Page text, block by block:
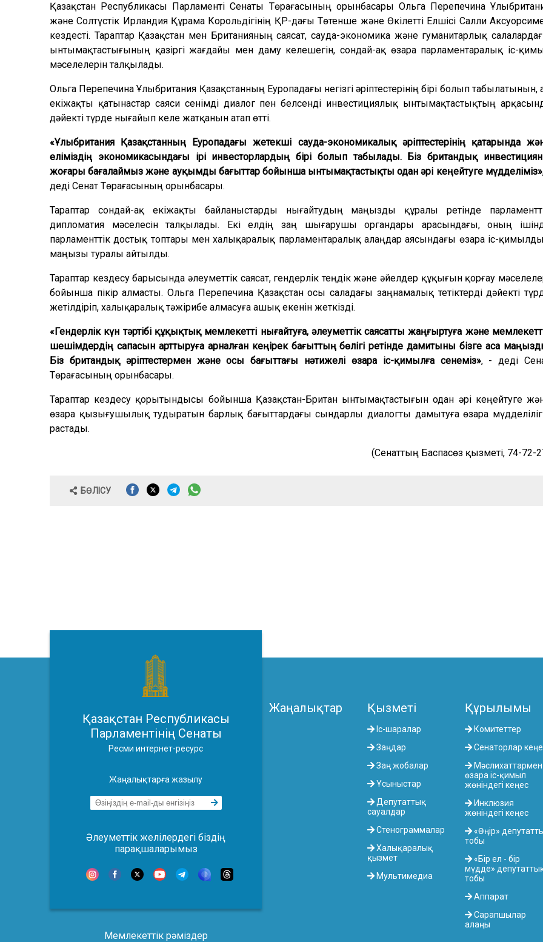
Қазақстан Республикасы Парламенті Сенаты Төрағасының орынбасары Ольга Перепечина
және Солтүстік Ирландия Құрама Корольдігінің ҚР-дағы Төтенше және Өкілетті Елшісі Салли
кездесті. Тараптар Қазақстан мен Британияның саясат, сауда-экономика және гуманитарлық
ынтымақтастығының қазіргі жағдайы мен даму келешегін, сондай-ақ өзара парламентаралық іс-
мәселелерін талқылады.
Ольга Перепечина Ұлыбритания Қазақстанның Еуропадағы негізгі әріптестерінің бірі болып табылатынын,
екіжақты қатынастар саяси сенімді диалог пен белсенді инвестициялық ынтымақтастықтың
дәйекті түрде нығайып келе жатқанын атап өтті.
«Ұлыбритания Қазақстанның Еуропадағы жетекші сауда-экономикалық әріптестерінің қатарында
еліміздің экономикасындағы ірі инвесторлардың бірі болып табылады. Біз британдық
жоғары бағалаймыз және ауқымды бағыттар бойынша ынтымақтастықты одан әрі кеңейтуге
деді Сенат Төрағасының орынбасары.
Тараптар сондай-ақ екіжақты байланыстарды нығайтудың маңызды құралы ретінде
дипломатия мәселесін талқылады. Екі елдің заң шығарушы органдары арасындағы, оның
парламенттік достық топтары мен халықаралық парламентаралық алаңдар аясындағы өзара іс-
маңызы туралы айтылды.
Тараптар кездесу барысында әлеуметтік саясат, гендерлік теңдік және әйелдер құқығын қорғау
бойынша пікір алмасты. Ольга Перепечина Қазақстан осы саладағы заңнамалық тетіктерді дәйекті
жетілдіріп, халықаралық тәжірибе алмасуға ашық екенін жеткізді.
«Гендерлік күн тәртібі құқықтық мемлекетті нығайтуға, әлеуметтік саясатты жаңғыртуға және
шешімдердің сапасын арттыруға арналған кеңірек бағыттың бөлігі ретінде дамитыны бізге аса
Біз британдық әріптестермен және осы бағыттағы нәтижелі өзара іс-қимылға сенеміз», - деді
Төрағасының орынбасары.
Тараптар кездесу қорытындысы бойынша Қазақстан-Британ ынтымақтастығын одан әрі кеңейтуге
өзара қызығушылық тудыратын барлық бағыттардағы сындарлы диалогты дамытуға өзара
растады.
(Сенаттың Баспасөз қызметі, 74-72-
БӨЛІСУ
Қазақстан Республикасы
Парламентінің Сенаты
Ресми интернет-ресурс
Жаңалықтарға жазылу
Әлеуметтік желілердегі біздің
парақшаларымыз
Мемлекеттік рәміздер
Жаңалықтар Қызметі
Іс-шаралар
Заңдар
Заң жобалар
Ұсыныстар
Депутаттық
сауалдар
Стенограммалар
Халықаралық
қызмет
Мультимедиа
Құрылымы
Комитеттер
Сенаторлар
Мәслихаттармен
өзара іс-қимыл
жөніндегі кеңес
Инклюзия
жөніндегі кеңес
«Өңір»
тобы
«Бір ел - бір
мүдде»
тобы
Аппарат
Сарапшылар
алаңы